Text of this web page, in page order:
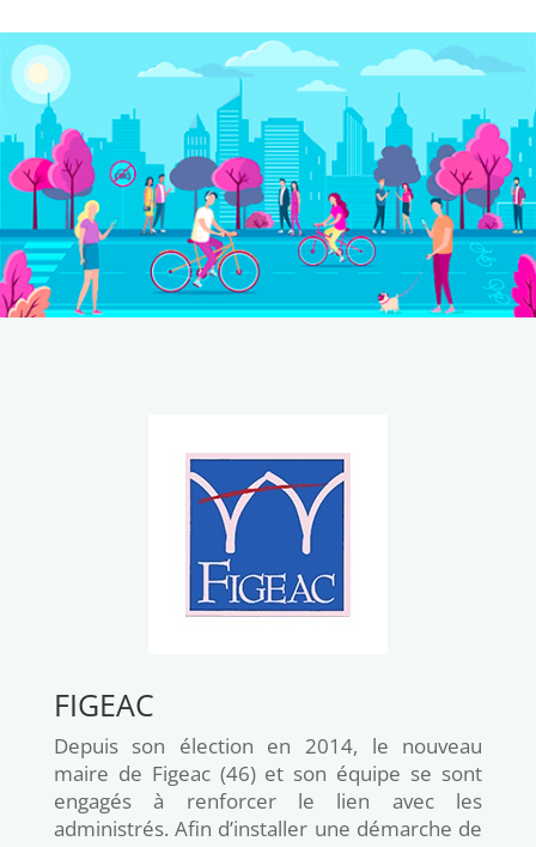
FIGEAC
Depuis son élection en 2014, le nouveau
maire de Figeac (46) et son équipe se sont
engagés à renforcer le lien avec les
administrés. Afin d’installer une démarche de